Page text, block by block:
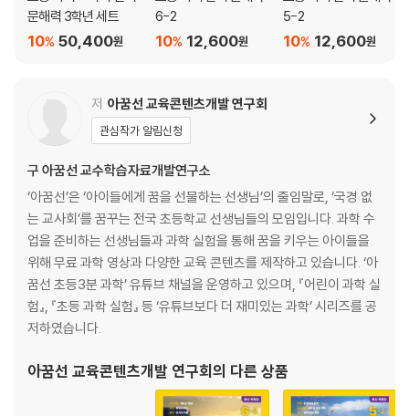
· 용매와 용질
· 용해도
· 순물질과 혼합물
· 균일 혼합물과 불균일 혼합물
[방구석 실험실] 우리 집에 무지개를 띄워요!
5. 우리 몸의 구조와 기능
[한눈에 읽는 개념 지도] 우리 몸의 구조와 기능
· 기관
· 운동 기관
· 소화 기관
· 호흡 기관
· 순환 기관
· 배설 기관
문해력 3학년 세트
50,400원
10%
6-2
12,600원
10%
5-2
12,600원
10%
저 아꿈선 교육콘텐츠개발 연구회
관심작가 알림신청
구 아꿈선 교수학습자료개발연구소
‘아꿈선’은 ‘아이들에게 꿈을 선물하는 선생님’의 줄임말로, ‘국경 없
는 교사회’를 꿈꾸는 전국 초등학교 선생님들의 모임입니다. 과학 수
업을 준비하는 선생님들과 과학 실험을 통해 꿈을 키우는 아이들을
위해 무료 과학 영상과 다양한 교육 콘텐츠를 제작하고 있습니다. ‘아
꿈선 초등3분 과학’ 유튜브 채널을 운영하고 있으며, 『어린이 과학 실
험』, 『초등 과학 실험』 등 ‘유튜브보다 더 재미있는 과학’ 시리즈를 공
저하였습니다.
아꿈선 교육콘텐츠개발 연구회의 다른 상품